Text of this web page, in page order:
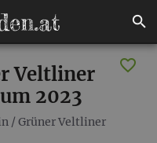
Veltliner
2023
/ Grüner Veltliner